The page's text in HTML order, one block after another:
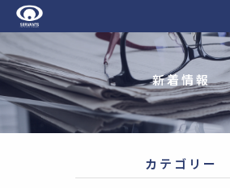
新着情報
カテゴリー